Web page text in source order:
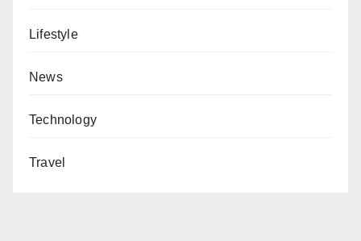
Lifestyle
News
Technology
Travel